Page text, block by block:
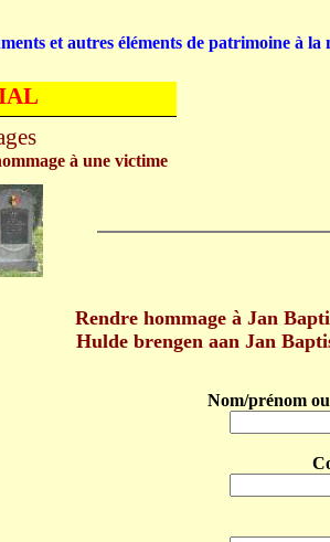
Rendre hommage à Jan
Hulde brengen aan Jan
Nom/prénom
à une victime
et autres éléments de patrimoine à la